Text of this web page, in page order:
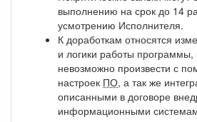
выполнению на срок до 14
усмотрению Исполнителя.
К доработкам относятся
и логики работы программы,
невозможно произвести с
настроек ПО, а так же
описанными в договоре
информационными